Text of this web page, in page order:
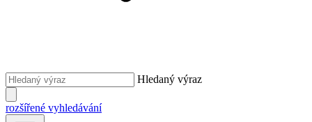
Hledaný výraz
rozšířené vyhledávání